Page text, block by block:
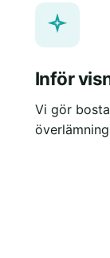
Inför
Vi gör